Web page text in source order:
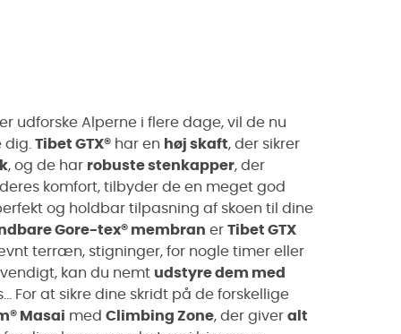
udforske Alperne i flere dage, vil de nu
dig. Tibet GTX® har en høj skaft, der sikrer
, og de har robuste stenkapper, der
komfort, tilbyder de en meget god
og holdbar tilpasning af skoen til dine
Gore-tex® membran er Tibet GTX
terræn, stigninger, for nogle timer eller
kan du nemt udstyre dem med
For at sikre dine skridt på de forskellige
Masai med Climbing Zone, der giver alt